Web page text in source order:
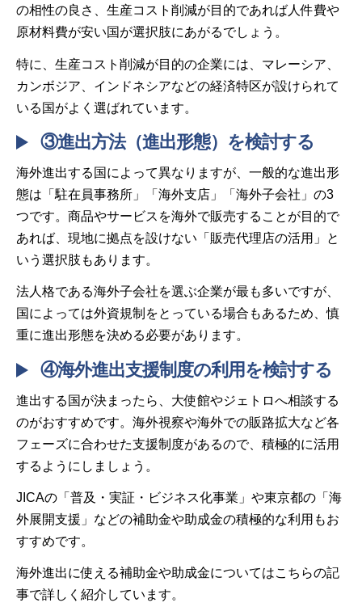
の相性の良さ、生産コスト削減が目的であれば人件費や
原材料費が安い国が選択肢にあがるでしょう。
特に、生産コスト削減が目的の企業には、マレーシア、
カンボジア、インドネシアなどの経済特区が設けられて
いる国がよく選ばれています。
③進出方法（進出形態）を検討する
海外進出する国によって異なりますが、一般的な進出形
態は「駐在員事務所」「海外支店」「海外子会社」の3
つです。商品やサービスを海外で販売することが目的で
あれば、現地に拠点を設けない「販売代理店の活用」と
いう選択肢もあります。
法人格である海外子会社を選ぶ企業が最も多いですが、
国によっては外資規制をとっている場合もあるため、慎
重に進出形態を決める必要があります。
④海外進出支援制度の利用を検討する
進出する国が決まったら、大使館やジェトロへ相談する
のがおすすめです。海外視察や海外での販路拡大など各
フェーズに合わせた支援制度があるので、積極的に活用
するようにしましょう。
JICAの「普及・実証・ビジネス化事業」や東京都の「海
外展開支援」などの補助金や助成金の積極的な利用もお
すすめです。
海外進出に使える補助金や助成金についてはこちらの記
事で詳しく紹介しています。